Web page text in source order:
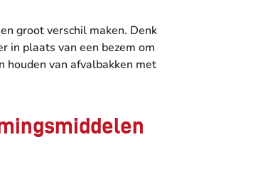
groot verschil maken. Denk
in plaats van een bezem om
houden van afvalbakken met